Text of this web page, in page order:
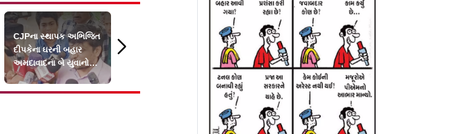
CJPના સ્થાપક અભિજિત
દીપકેના ઘરની બહાર
અમદાવાદના બે યુવાનોનો
વિરોધ
દેશભરમાં ફરીને કૉક્રૉચ
આમાં મરો થાય છે
પબ્લિકનો